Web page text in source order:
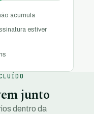
acumula
estiver
junto
dentro da